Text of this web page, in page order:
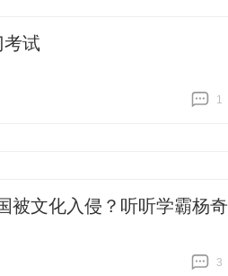
试
1
被文化入侵？听听学霸杨
3